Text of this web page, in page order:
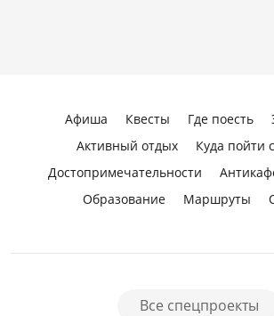
Афиша Квесты Где поесть
Активный отдых
Куда пойти
Достопримечательности
Образование
Маршруты
Все спецпроекты